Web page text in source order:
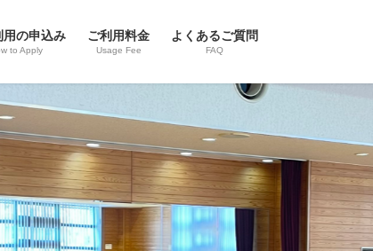
用の申込み
to Apply
ご利用料金
Usage Fee
よくあるご質問
FAQ